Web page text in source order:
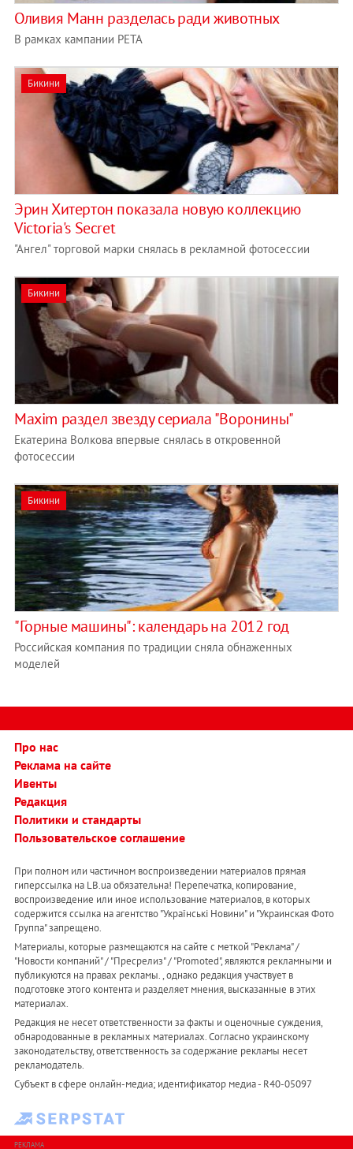
Оливия Манн разделась ради животных
В рамках кампании PETA
Бикини
Эрин Хитертон показала новую коллекцию
Victoria's Secret
"Ангел" торговой марки снялась в рекламной фотосессии
Бикини
Maxim раздел звезду сериала "Воронины"
Екатерина Волкова впервые снялась в откровенной
фотосессии
Бикини
"Горные машины": календарь на 2012 год
Российская компания по традиции сняла обнаженных
моделей
Про нас
Реклама на сайте
Ивенты
Редакция
Политики и стандарты
Пользовательское соглашение
При полном или частичном воспроизведении материалов прямая
гиперссылка на LB.ua обязательна! Перепечатка, копирование,
воспроизведение или иное использование материалов, в которых
содержится ссылка на агентство "Українськi Новини" и "Украинская Фото
Группа" запрещено.
Материалы, которые размещаются на сайте с меткой "Реклама" /
"Новости компаний" / "Пресрелиз" / "Promoted", являются рекламными и
публикуются на правах рекламы. , однако редакция участвует в
подготовке этого контента и разделяет мнения, высказанные в этих
материалах.
Редакция не несет ответственности за факты и оценочные суждения,
обнародованные в рекламных материалах. Согласно украинскому
законодательству, ответственность за содержание рекламы несет
рекламодатель.
Субъект в сфере онлайн-медиа; идентификатор медиа - R40-05097
РЕКЛАМА